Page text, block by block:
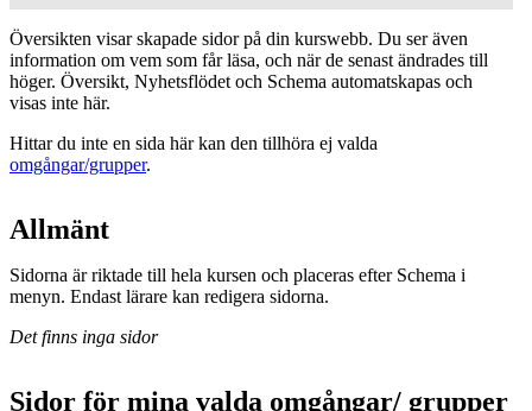
Översikten visar skapade sidor på din kurswebb. Du ser även
information om vem som får läsa, och när de senast ändrades till
höger. Översikt, Nyhetsflödet och Schema automatskapas och
visas inte här.
Hittar du inte en sida här kan den tillhöra ej valda
omgångar/grupper.
Allmänt
Sidorna är riktade till hela kursen och placeras efter Schema i
menyn. Endast lärare kan redigera sidorna.
Det finns inga sidor
Sidor för mina valda omgångar/ grupper